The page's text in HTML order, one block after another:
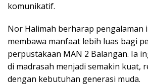
komunikatif.
Nor Halimah berharap pengalaman
membawa manfaat lebih luas bagi
perpustakaan MAN 2 Balangan. Ia
di madrasah menjadi semakin kuat,
dengan kebutuhan generasi muda.